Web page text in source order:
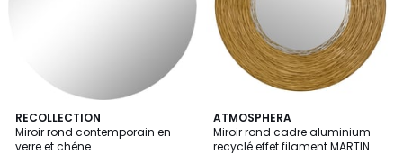
RECOLLECTION
Miroir rond contemporain en
verre et chêne
ATMOSPHERA
Miroir rond cadre aluminium
recyclé effet filament MARTIN